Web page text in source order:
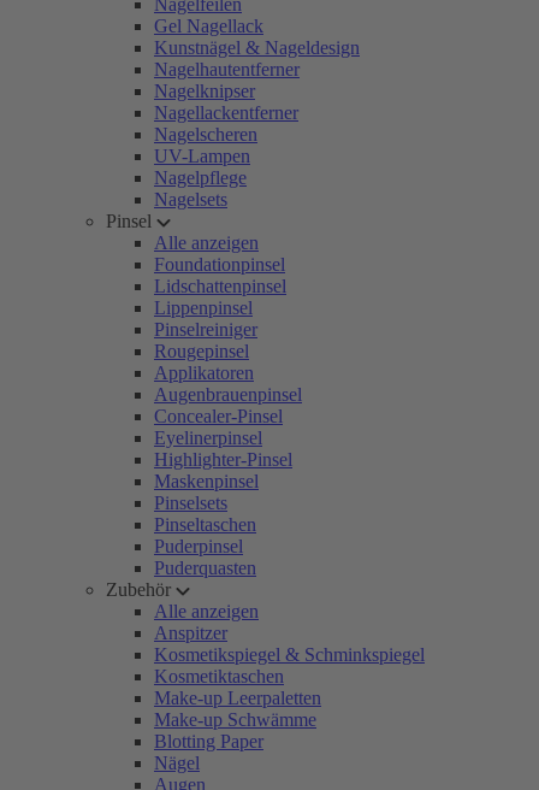
Nagelfeilen
Gel Nagellack
Kunstnägel & Nageldesign
Nagelhautentferner
Nagelknipser
Nagellackentferner
Nagelscheren
UV-Lampen
Nagelpflege
Nagelsets
Pinsel
Alle anzeigen
Foundationpinsel
Lidschattenpinsel
Lippenpinsel
Pinselreiniger
Rougepinsel
Applikatoren
Augenbrauenpinsel
Concealer-Pinsel
Eyelinerpinsel
Highlighter-Pinsel
Maskenpinsel
Pinselsets
Pinseltaschen
Puderpinsel
Puderquasten
Zubehör
Alle anzeigen
Anspitzer
Kosmetikspiegel & Schminkspiegel
Kosmetiktaschen
Make-up Leerpaletten
Make-up Schwämme
Blotting Paper
Nägel
Augen